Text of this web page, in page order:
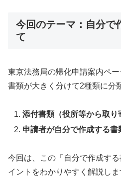
今回のテーマ：自分で
て
東京法務局の帰化申請案内ペ
書類が大きく分けて2種類に分
添付書類（役所等から取り
申請者が自分で作成する書
今回は、この「自分で作成す
イントをわかりやすく解説しま